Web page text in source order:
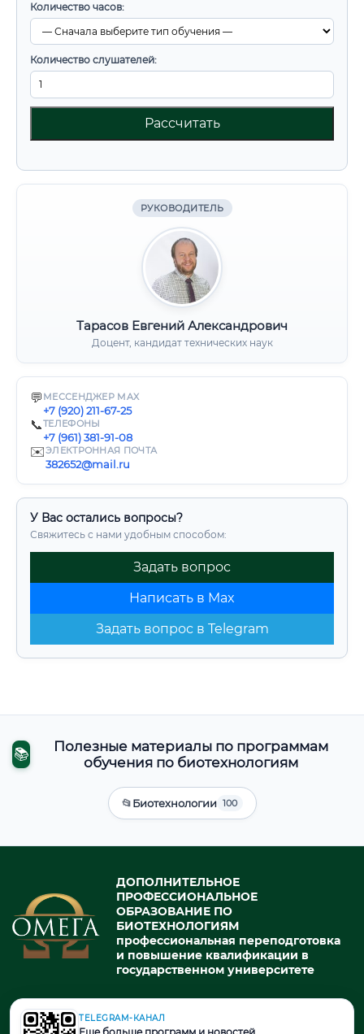
Количество часов:
Количество слушателей:
Рассчитать
РУКОВОДИТЕЛЬ
Тарасов Евгений Александрович
Доцент, кандидат технических наук
💬 МЕССЕНДЖЕР MAX
+7 (920) 211-67-25
📞ТЕЛЕФОНЫ
+7 (961) 381-91-08
✉️ЭЛЕКТРОННАЯ ПОЧТА
382652@mail.ru
У Вас остались вопросы?
Свяжитесь с нами удобным способом:
Задать вопрос
Написать в Max
Задать вопрос в Telegram
📚
Полезные материалы по программам
обучения по биотехнологиям
📂Биотехнологии 100
ДОПОЛНИТЕЛЬНОЕ
ПРОФЕССИОНАЛЬНОЕ
ОБРАЗОВАНИЕ ПО
БИОТЕХНОЛОГИЯМ
профессиональная переподготовка
и повышение квалификации в
государственном университете
© 2026. При использовании материалов портала активная ссылка
TELEGRAM-КАНАЛ